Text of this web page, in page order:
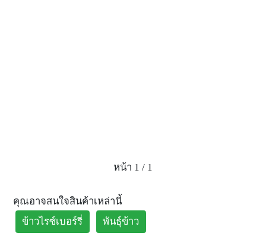
หน้า 1 / 1
คุณอาจสนใจสินค้าเหล่านี้
ข้าวไรซ์เบอร์รี่
พันธุ์ข้าว